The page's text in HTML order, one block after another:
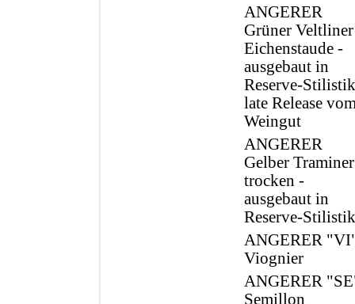
ANGERER
Grüner Veltliner
Eichenstaude -
ausgebaut in
Reserve-
late Release
Weingut
ANGERER
Gelber Traminer
trocken -
ausgebaut in
Reserve-Stilistik
ANGERER
Viognier
ANGERER
Semillon